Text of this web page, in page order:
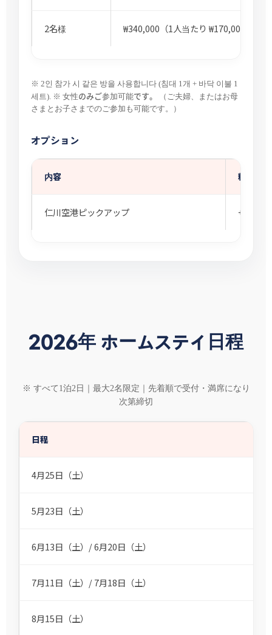
2名様 ₩340,000（1人当たり ₩170,000）
※ 2인 참가 시 같은 방을 사용합니다 (침대 1개 + 바닥 이불 1
세트). ※ 女性のみご参加可能です。
（ご夫婦、またはお母
さまとお子さまでのご参加も可能です。）
オプション
内容 料金
仁川空港ピックアップ
2026年 ホームステイ日程
※ すべて1泊2日｜最大2名限定｜先着順で受付・満席になり
次第締切
日程
4月25日（土）
5月23日（土）
6月13日（土）/ 6月20日（土）
7月11日（土）/ 7月18日（土）
8月15日（土）